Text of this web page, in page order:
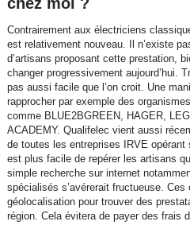
chez moi ?
Contrairement aux électriciens
est relativement nouveau. Il n’existe
d’artisans proposant cette prestation,
changer progressivement aujourd’hui.
pas aussi facile que l’on croit. Une
rapprocher par exemple des
comme BLUE2BGREEN, HAGER,
ACADEMY. Qualifelec vient aussi
de toutes les entreprises IRVE opérant
est plus facile de repérer les artisans
simple recherche sur internet
spécialisés s’avérerait fructueuse.
géolocalisation pour trouver des
région. Cela évitera de payer des frais